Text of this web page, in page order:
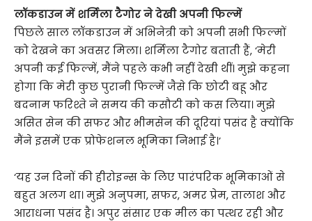
लॉकडाउन में शर्मिला टैगोर ने देखी अपनी फिल्में
पिछले साल लॉकडाउन में अभिनेत्री को अपनी सभी फिल्मों
को देखने का अवसर मिला। शर्मिला टैगोर बताती हैं, ‘मेरी
अपनी कई फिल्में, मैंने पहले कभी नहीं देखी थीं। मुझे कहना
होगा कि मेरी कुछ पुरानी फिल्में जैसे कि छोटी बहू और
बदनाम फरिश्ते ने समय की कसौटी को कस लिया। मुझे
असित सेन की सफर और भीमसेन की दूरियां पसंद है क्योंकि
मैंने इसमें एक प्रोफेशनल भूमिका निभाई है।’
‘यह उन दिनों की हीरोइन्स के लिए पारंपरिक भूमिकाओं से
बहुत अलग था। मुझे अनुपमा, सफर, अमर प्रेम, तालाश और
आराधना पसंद है। अपुर संसार एक मील का पत्थर रही और